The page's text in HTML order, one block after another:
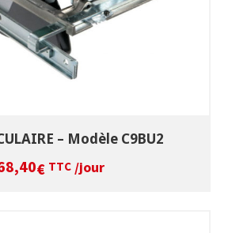
– Modèle C9BU2
€ TTC /jour